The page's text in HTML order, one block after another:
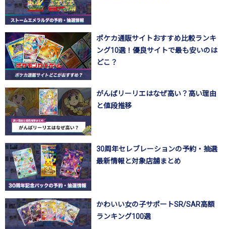
ポケカ通販サイトおすすめ比較ランキ
ング10選！優良サイトで最も安いのは
どこ？
がんばリーリエはなぜ高い？高い理由
と値段推移
30周年セレブレーションの予約・抽選
最新情報と対象店舗まとめ
かわいい女の子サポートSR/SAR高額
ランキング100選